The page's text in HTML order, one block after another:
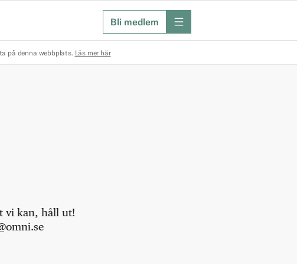
Bli medlem meny
på denna webbplats. Läs mer här
vi kan, håll ut!